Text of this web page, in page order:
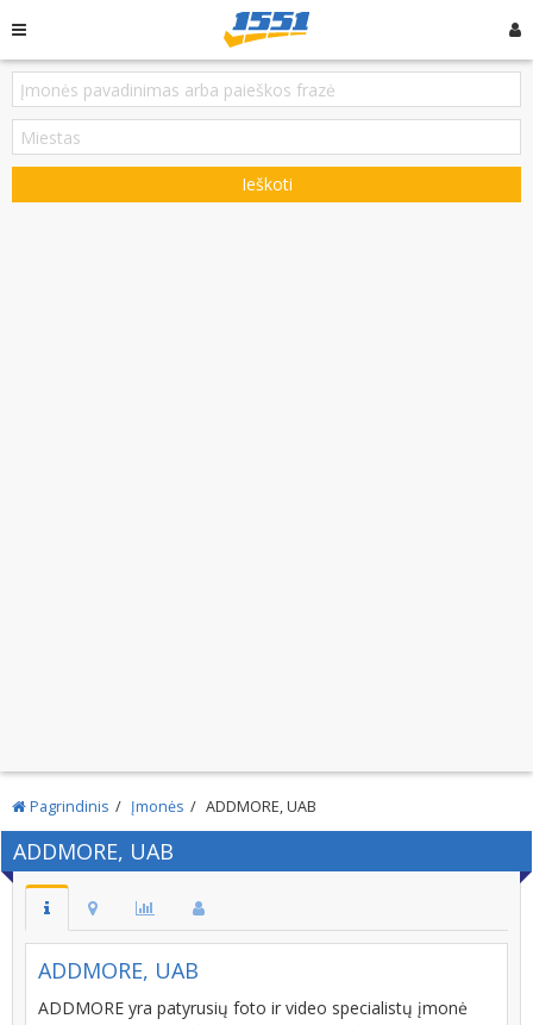
Ieškoti
Pagrindinis Įmonės ADDMORE, UAB
ADDMORE, UAB
ADDMORE, UAB
ADDMORE yra patyrusių foto ir video specialistų įmonė